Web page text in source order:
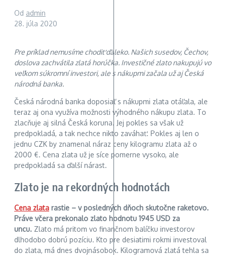
Od admin
28. júla 2020
Pre príklad nemusíme chodiť ďaleko. Našich susedov, Čechov,
doslova zachvátila zlatá horúčka. Investičné zlato nakupujú vo
veľkom súkromní investori, ale s nákupmi začala už aj Česká
národná banka.
Česká národná banka doposiaľ s nákupmi zlata otáľala, ale
teraz aj ona využíva možnosti výhodného nákupu zlata. To
zlacňuje aj silná Česká koruna. Jej pokles sa však už
predpokladá, a tak nechce nikto zaváhať. Pokles aj len o
jednu CZK by znamenal náraz ceny kilogramu zlata až o
2000 €. Cena zlata už je síce pomerne vysoko, ale
predpokladá sa ďalší nárast.
Zlato je na rekordných hodnotách
Cena zlata rastie – v posledných dňoch skutočne raketovo.
Práve včera prekonalo zlato hodnotu 1945 USD za
uncu. Zlato má pritom vo finančnom balíčku investorov
dlhodobo dobrú pozíciu. Kto pre desiatimi rokmi investoval
do zlata, má dnes dvojnásobok. Kilogramová zlatá tehla sa